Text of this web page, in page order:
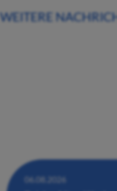
WEITERE
06.08.2026